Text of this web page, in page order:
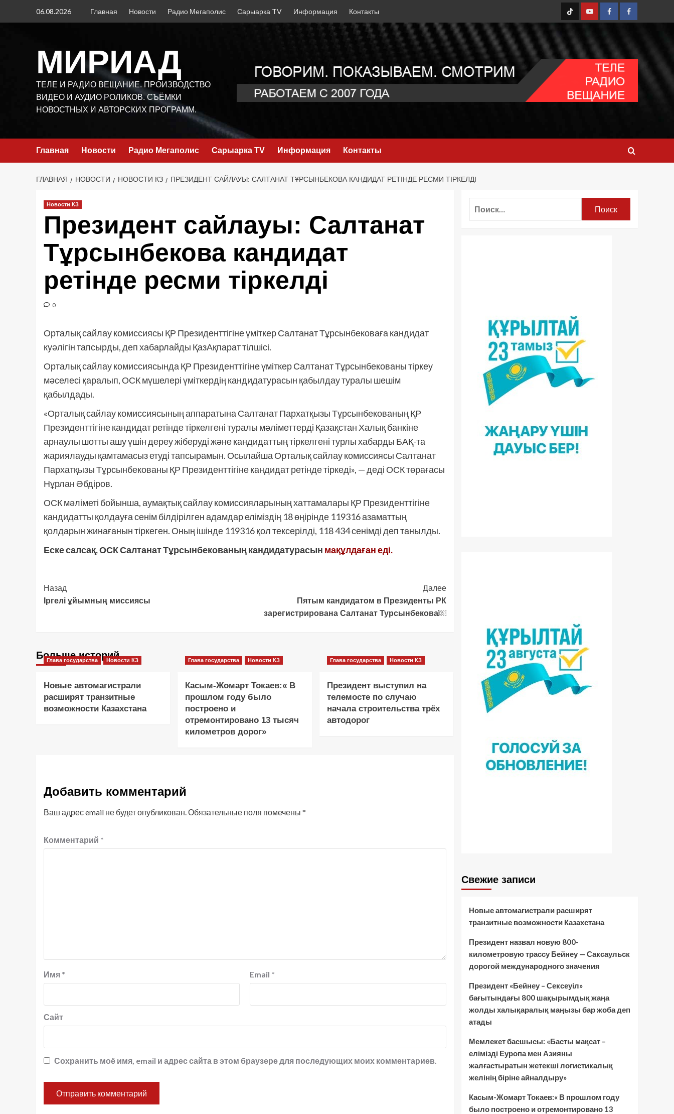
06.08.2026 Главная Новости Радио Мегаполис Сарыарка TV Информация Контакты
TT YoutubeFB1 FB2
МИРИАД
ТЕЛЕ И РАДИО ВЕЩАНИЕ. ПРОИЗВОДСТВО
ВИДЕО И АУДИО РОЛИКОВ. СЪЁМКИ
НОВОСТНЫХ И АВТОРСКИХ ПРОГРАММ.
Главная Новости Радио Мегаполис Сарыарка TV Информация Контакты
ГЛАВНАЯ НОВОСТИ НОВОСТИ КЗ ПРЕЗИДЕНТ САЙЛАУЫ: САЛТАНАТ ТҰРСЫНБЕКОВА КАНДИДАТ РЕТІНДЕ РЕСМИ ТІРКЕЛДІ
Новости КЗ
Президент сайлауы: Салтанат
Тұрсынбекова кандидат
ретінде ресми тіркелді
0
Орталық сайлау комиссиясы ҚР Президенттігіне үміткер Салтанат Тұрсынбековаға кандидат
куәлігін тапсырды, деп хабарлайды ҚазАқпарат тілшісі.
Орталық сайлау комиссиясында ҚР Президенттігіне үміткер Салтанат Тұрсынбекованы тіркеу
мәселесі қаралып, ОСК мүшелері үміткердің кандидатурасын қабылдау туралы шешім
қабылдады.
«Орталық сайлау комиссиясының аппаратына Салтанат Пархатқызы Тұрсынбекованың ҚР
Президенттігіне кандидат ретінде тіркелгені туралы мәліметтерді Қазақстан Халық банкіне
арнаулы шотты ашу үшін дереу жіберуді және кандидаттың тіркелгені турлы хабарды БАҚ-та
жариялауды қамтамасыз етуді тапсырамын. Осылайша Орталық сайлау комиссиясы Салтанат
Пархатқызы Тұрсынбекованы ҚР Президенттігіне кандидат ретінде тіркеді», — деді ОСК төрағасы
Нұрлан Әбдіров.
ОСК мәліметі бойынша, аумақтық сайлау комиссияларының хаттамалары ҚР Президенттігіне
кандидатты қолдауға сенім білдірілген адамдар еліміздің 18 өңірінде 119316 азаматтың
қолдарын жинағанын тіркеген. Оның ішінде 119316 қол тексерілді, 118 434 сенімді деп танылды.
Еске салсақ, ОСК Салтанат Тұрсынбекованың кандидатурасын мақұлдаған еді.
Post
Navigation
Назад
Іргелі ұйымның миссиясы
Далее
Пятым кандидатом в Президенты РК
зарегистрирована Салтанат Турсынбекова￼
Больше историй
Глава государства Новости КЗ
Новые автомагистрали
расширят транзитные
возможности Казахстана
Глава государства Новости КЗ
Касым-Жомарт Токаев:« В
прошлом году было
построено и
отремонтировано 13 тысяч
километров дорог»
Глава государства Новости КЗ
Президент выступил на
телемосте по случаю
начала строительства трёх
автодорог
Добавить комментарий
Ваш адрес email не будет опубликован.Обязательные поля помечены *
Комментарий *
Имя * Email *
Сайт
Сохранить моё имя, email и адрес сайта в этом браузере для последующих моих комментариев.
Свежие записи
Новые автомагистрали расширят
транзитные возможности Казахстана
Президент назвал новую 800-
километровую трассу Бейнеу — Саксаульск
дорогой международного значения
Президент «Бейнеу – Сексеуіл»
бағытындағы 800 шақырымдық жаңа
жолды халықаралық маңызы бар жоба деп
атады
Мемлекет басшысы: «Басты мақсат –
елімізді Еуропа мен Азияны
жалғастыратын жетекші логистикалық
желінің біріне айналдыру»
Касым-Жомарт Токаев:« В прошлом году
было построено и отремонтировано 13